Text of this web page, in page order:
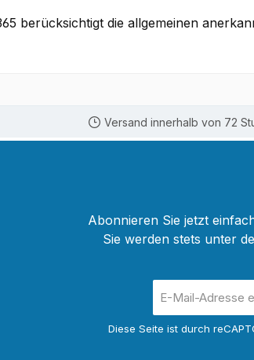
berücksichtigt die allgemeinen
Versand innerhalb von 72
Abonnieren Sie jetzt
Sie werden stets unter
Mail-
Diese Seite ist durch